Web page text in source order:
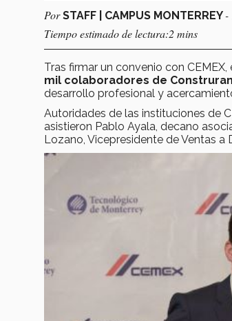
PorSTAFF | CAMPUS MONTERREY-
Tiempo estimado de lectura:2 mins
Tras firmar un convenio con
mil colaboradores de
desarrollo profesional y
Autoridades de las instituciones de
asistieron Pablo Ayala, decano
Lozano, Vicepresidente de Ventas a